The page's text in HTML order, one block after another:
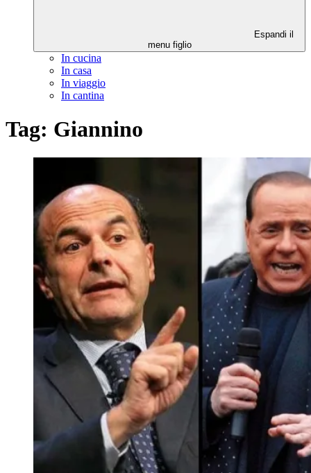
Espandi il
menu figlio
In cucina
In casa
In viaggio
In cantina
Tag: Giannino